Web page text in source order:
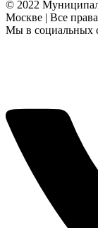
© 2022
Москве | Все
Мы в социальных